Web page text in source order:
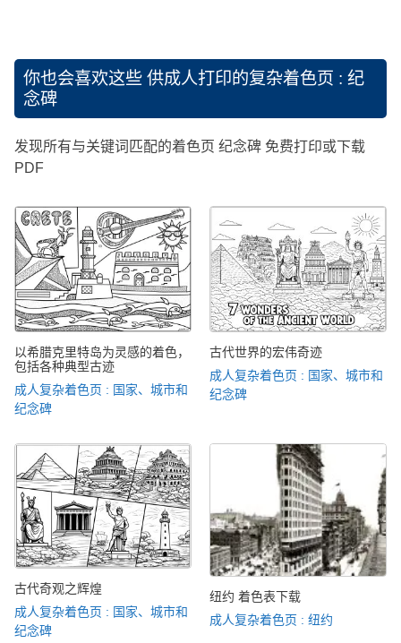
你也会喜欢这些 供成人打印的复杂着色页 : 纪
念碑
发现所有与关键词匹配的着色页 纪念碑 免费打印或下载
PDF
以希腊克里特岛为灵感的着色，
包括各种典型古迹
成人复杂着色页 : 国家、城市和
纪念碑
古代世界的宏伟奇迹
成人复杂着色页 : 国家、城市和
纪念碑
古代奇观之辉煌
成人复杂着色页 : 国家、城市和
纪念碑
纽约 着色表下载
成人复杂着色页 : 纽约